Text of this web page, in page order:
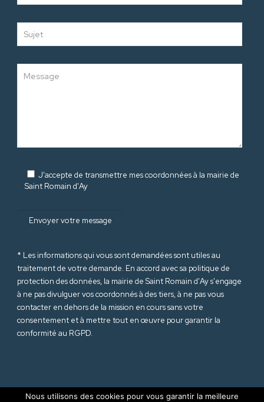
J'accepte de transmettre mes coordonnées à la mairie de
Saint Romain d'Ay
* Les informations qui vous sont demandées sont utiles au
traitement de votre demande. En accord avec sa politique de
protection des données, la mairie de Saint Romain d'Ay s'engage
à ne pas divulguer vos coordonnés à des tiers, à ne pas vous
contacter en dehors de la mission en cours sans votre
consentement et à mettre tout en œuvre pour garantir la
conformité au RGPD.
Nous utilisons des cookies pour vous garantir la meilleure